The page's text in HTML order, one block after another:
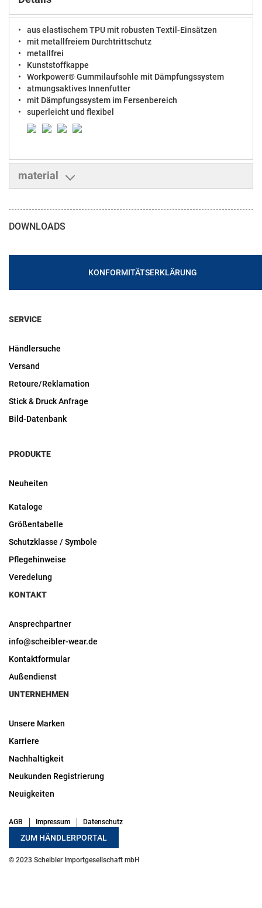
aus elastischem TPU mit robusten Textil-Einsätzen
mit metallfreiem Durchtrittschutz
metallfrei
Kunststoffkappe
Workpower® Gummilaufsohle mit Dämpfungssystem
atmungsaktives Innenfutter
mit Dämpfungssystem im Fersenbereich
superleicht und flexibel
material
DOWNLOADS
KONFORMITÄTSERKLÄRUNG
SERVICE
Händlersuche
Versand
Retoure/Reklamation
Stick & Druck Anfrage
Bild-Datenbank
PRODUKTE
Neuheiten
Kataloge
Größentabelle
Schutzklasse / Symbole
Pflegehinweise
Veredelung
KONTAKT
Ansprechpartner
info@scheibler-wear.de
Kontaktformular
Außendienst
UNTERNEHMEN
Unsere Marken
Karriere
Nachhaltigkeit
Neukunden Registrierung
Neuigkeiten
AGB Impressum Datenschutz
ZUM HÄNDLERPORTAL
© 2023 Scheibler Importgesellschaft mbH